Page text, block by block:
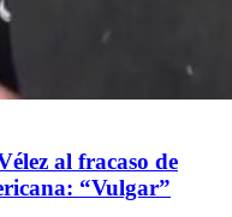
al fracaso de
“Vulgar”